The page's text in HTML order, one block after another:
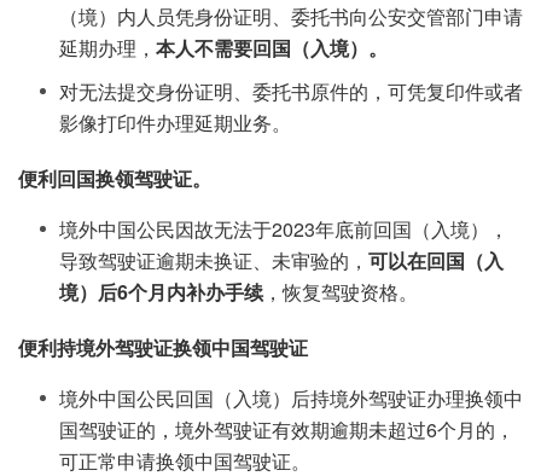
（境）内人员凭身份证明、委托书向公安交管部门申请
延期办理， 本人不需要回国（入境）。
对无法提交身份证明、委托书原件的，可凭复印件或者
影像打印件办理延期业务。
便利回国换领驾驶证。
境外中国公民因故无法于2023年底前回国（入境），
导致驾驶证逾期未换证、未审验的， 可以在回国（入
境）后6个月内补办手续，恢复驾驶资格。
便利持境外驾驶证换领中国驾驶证
境外中国公民回国（入境）后持境外驾驶证办理换领中
国驾驶证的，境外驾驶证有效期逾期未超过6个月的，
可正常申请换领中国驾驶证。